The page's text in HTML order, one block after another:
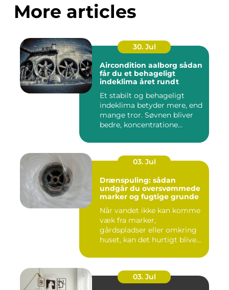
More articles
30. Jul
Aircondition aalborg sådan
får du et behageligt
indeklima året rundt
Et stabilt og behageligt
indeklima betyder mere, end
mange tror. Søvnen bliver
bedre, koncentratione...
03. Jul
Drænspuling: sådan
undgår du oversvømmede
marker og fugtige grunde
Når vandet ikke kan komme
væk fra marker,
gårdspladser eller omkring
huset, kan det hurtigt blive
03. Jul